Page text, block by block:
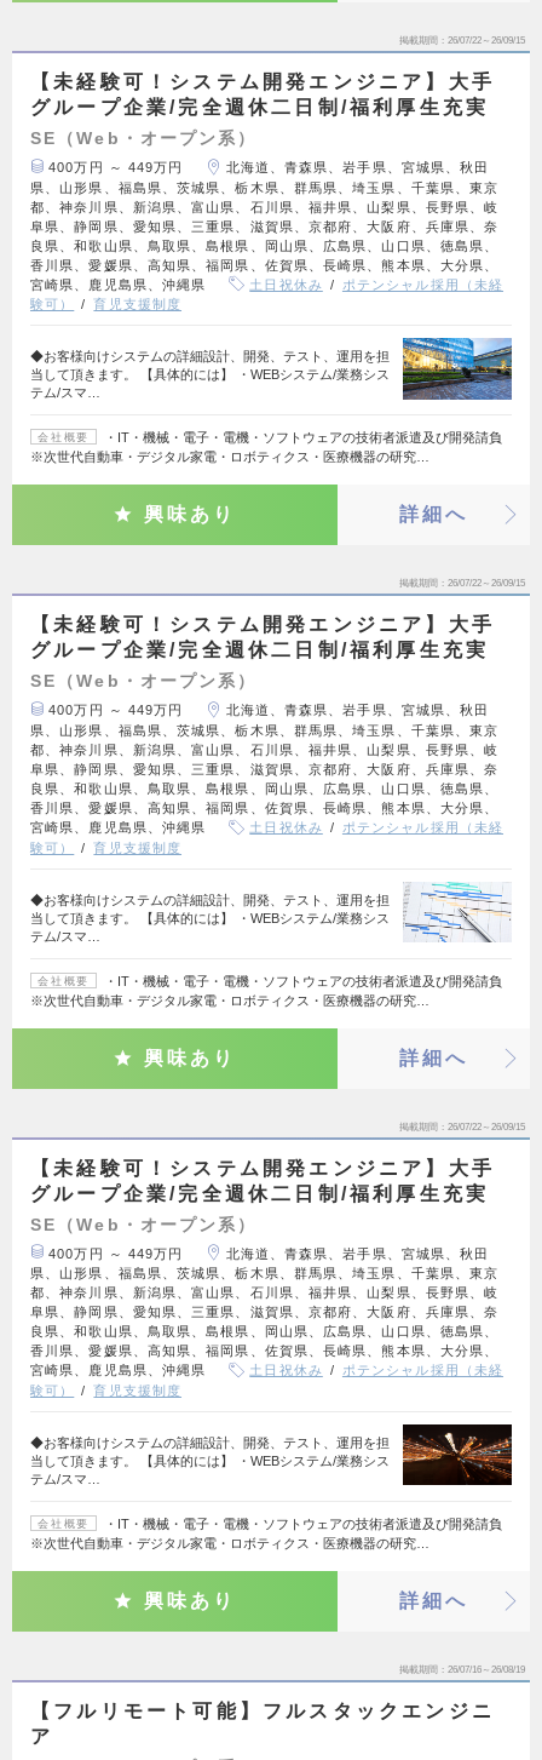
掲載期間 26/07/22～26/09/15
【未経験可！システム開発エンジニア】大手
グループ企業/完全週休二日制/福利厚生充実
SE（Web・オープン系）
400万円 ～ 449万円
北海道、青森県、岩手県、宮城県、秋田
県、山形県、福島県、茨城県、栃木県、群馬県、埼玉県、千葉県、東京
都、神奈川県、新潟県、富山県、石川県、福井県、山梨県、長野県、岐
阜県、静岡県、愛知県、三重県、滋賀県、京都府、大阪府、兵庫県、奈
良県、和歌山県、鳥取県、島根県、岡山県、広島県、山口県、徳島県、
香川県、愛媛県、高知県、福岡県、佐賀県、長崎県、熊本県、大分県、
宮崎県、鹿児島県、沖縄県
土日祝休み
ポテンシャル採用（未経
験可）
育児支援制度
◆お客様向けシステムの詳細設計、開発、テスト、運用を担
当して頂きます。 【具体的には】 ・WEBシステム/業務シス
テム/スマ…
会社概要
・IT・機械・電子・電機・ソフトウェアの技術者派遣及び開発請負
※次世代自動車・デジタル家電・ロボティクス・医療機器の研究…
興味あり 詳細へ
掲載期間 26/07/22～26/09/15
【未経験可！システム開発エンジニア】大手
グループ企業/完全週休二日制/福利厚生充実
SE（Web・オープン系）
400万円 ～ 449万円
北海道、青森県、岩手県、宮城県、秋田
県、山形県、福島県、茨城県、栃木県、群馬県、埼玉県、千葉県、東京
都、神奈川県、新潟県、富山県、石川県、福井県、山梨県、長野県、岐
阜県、静岡県、愛知県、三重県、滋賀県、京都府、大阪府、兵庫県、奈
良県、和歌山県、鳥取県、島根県、岡山県、広島県、山口県、徳島県、
香川県、愛媛県、高知県、福岡県、佐賀県、長崎県、熊本県、大分県、
宮崎県、鹿児島県、沖縄県
土日祝休み
ポテンシャル採用（未経
験可）
育児支援制度
◆お客様向けシステムの詳細設計、開発、テスト、運用を担
当して頂きます。 【具体的には】 ・WEBシステム/業務シス
テム/スマ…
会社概要
・IT・機械・電子・電機・ソフトウェアの技術者派遣及び開発請負
※次世代自動車・デジタル家電・ロボティクス・医療機器の研究…
興味あり 詳細へ
掲載期間 26/07/22～26/09/15
【未経験可！システム開発エンジニア】大手
グループ企業/完全週休二日制/福利厚生充実
SE（Web・オープン系）
400万円 ～ 449万円
北海道、青森県、岩手県、宮城県、秋田
県、山形県、福島県、茨城県、栃木県、群馬県、埼玉県、千葉県、東京
都、神奈川県、新潟県、富山県、石川県、福井県、山梨県、長野県、岐
阜県、静岡県、愛知県、三重県、滋賀県、京都府、大阪府、兵庫県、奈
良県、和歌山県、鳥取県、島根県、岡山県、広島県、山口県、徳島県、
香川県、愛媛県、高知県、福岡県、佐賀県、長崎県、熊本県、大分県、
宮崎県、鹿児島県、沖縄県
土日祝休み
ポテンシャル採用（未経
験可）
育児支援制度
◆お客様向けシステムの詳細設計、開発、テスト、運用を担
当して頂きます。 【具体的には】 ・WEBシステム/業務シス
テム/スマ…
会社概要
・IT・機械・電子・電機・ソフトウェアの技術者派遣及び開発請負
※次世代自動車・デジタル家電・ロボティクス・医療機器の研究…
興味あり 詳細へ
掲載期間 26/07/16～26/08/19
【フルリモート可能】フルスタックエンジニ
ア